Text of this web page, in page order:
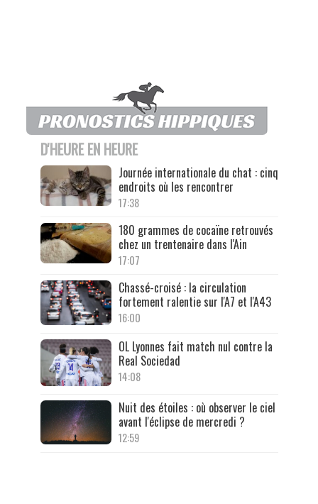
D'HEURE EN HEURE
Journée internationale du chat : cinq
endroits où les rencontrer
17:38
180 grammes de cocaïne retrouvés
chez un trentenaire dans l'Ain
17:07
Chassé-croisé : la circulation
fortement ralentie sur l'A7 et l'A43
16:00
OL Lyonnes fait match nul contre la
Real Sociedad
14:08
Nuit des étoiles : où observer le ciel
avant l'éclipse de mercredi ?
12:59